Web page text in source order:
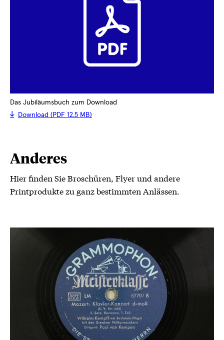
Das Jubiläumsbuch zum Download
Download (PDF 12.5 MB)
Anderes
Hier finden Sie Broschüren, Flyer und andere
Printprodukte zu ganz bestimmten Anlässen.